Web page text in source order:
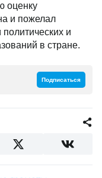
оценку
и пожелал
и
в стране.
Подписаться